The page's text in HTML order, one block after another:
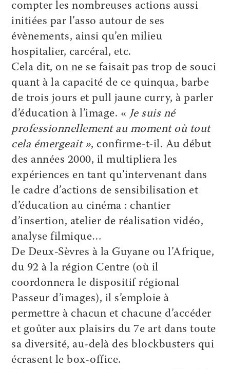
compter les nombreuses actions aussi
initiées par l’asso autour de ses
évènements, ainsi qu’en milieu
hospitalier, carcéral, etc.
Cela dit, on ne se faisait pas trop de souci
quant à la capacité de ce quinqua, barbe
de trois jours et pull jaune curry, à parler
d’éducation à l’image. « Je suis né
professionnellement au moment où tout
cela émergeait », confirme-t-il. Au début
des années 2000, il multipliera les
expériences en tant qu’intervenant dans
le cadre d’actions de sensibilisation et
d’éducation au cinéma : chantier
d’insertion, atelier de réalisation vidéo,
analyse filmique…
De Deux-Sèvres à la Guyane ou l’Afrique,
du 92 à la région Centre (où il
coordonnera le dispositif régional
Passeur d’images), il s’emploie à
permettre à chacun et chacune d’accéder
et goûter aux plaisirs du 7e art dans toute
sa diversité, au-delà des blockbusters qui
écrasent le box-office.